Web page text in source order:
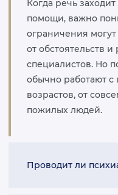
Когда речь
помощи, важно
ограничения
от обстоятельств
специалистов. Но
обычно работают с
возрастов, от
пожилых людей.
Проводит ли